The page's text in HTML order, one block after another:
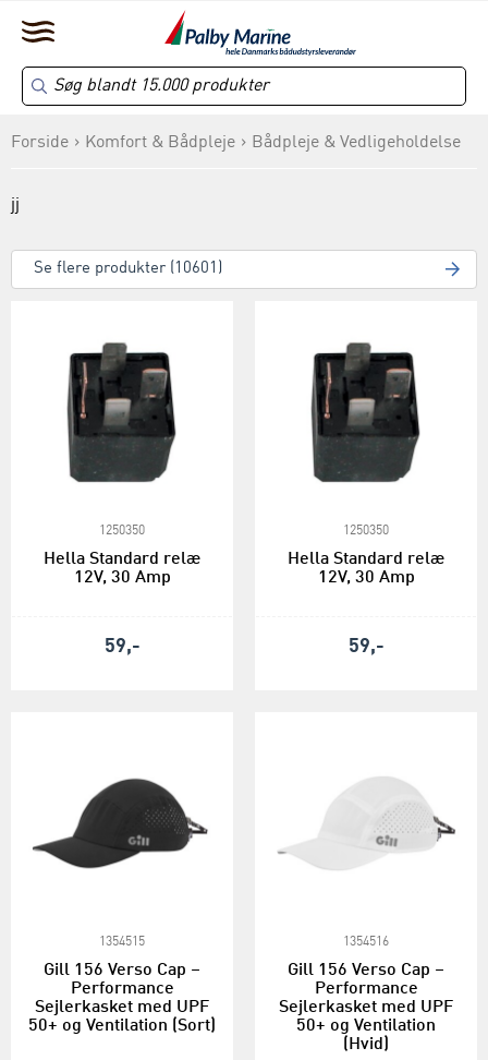
Forside Komfort & Bådpleje Bådpleje & Vedligeholdelse
jj
Se flere produkter (10601)
1250350
Hella Standard relæ
12V, 30 Amp
59,-
1250350
Hella Standard relæ
12V, 30 Amp
59,-
1354515
Gill 156 Verso Cap –
Performance
Sejlerkasket med UPF
50+ og Ventilation (Sort)
1354516
Gill 156 Verso Cap –
Performance
Sejlerkasket med UPF
50+ og Ventilation
(Hvid)